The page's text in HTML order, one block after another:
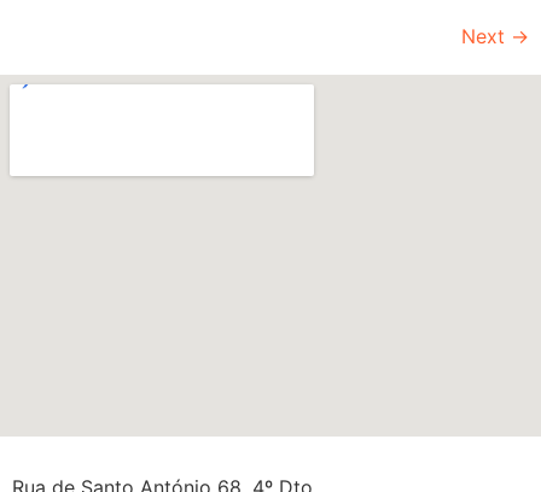
Next →
Rua de Santo António 68, 4º Dto.